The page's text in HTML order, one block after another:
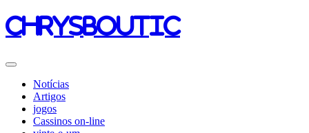
chrysboutic
Notícias
Artigos
jogos
Cassinos on-line